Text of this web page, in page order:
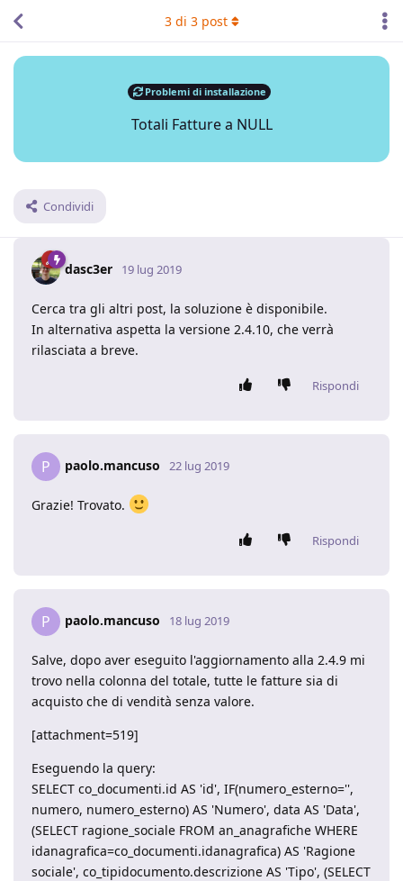
Problemi di installazione
Totali Fatture a NULL
Condividi
3di 3post
dasc3er 19 lug 2019
Cerca tra gli altri post, la soluzione è disponibile.
In alternativa aspetta la versione 2.4.10, che verrà
rilasciata a breve.
Rispondi
P paolo.mancuso 22 lug 2019
Grazie! Trovato.
Rispondi
P paolo.mancuso 18 lug 2019
Salve, dopo aver eseguito l'aggiornamento alla 2.4.9 mi
trovo nella colonna del totale, tutte le fatture sia di
acquisto che di vendità senza valore.
[attachment=519]
Eseguendo la query:
SELECT co_documenti.id AS 'id', IF(numero_esterno='',
numero, numero_esterno) AS 'Numero', data AS 'Data',
(SELECT ragione_sociale FROM an_anagrafiche WHERE
idanagrafica=co_documenti.idanagrafica) AS 'Ragione
sociale', co_tipidocumento.descrizione AS 'Tipo', (SELECT